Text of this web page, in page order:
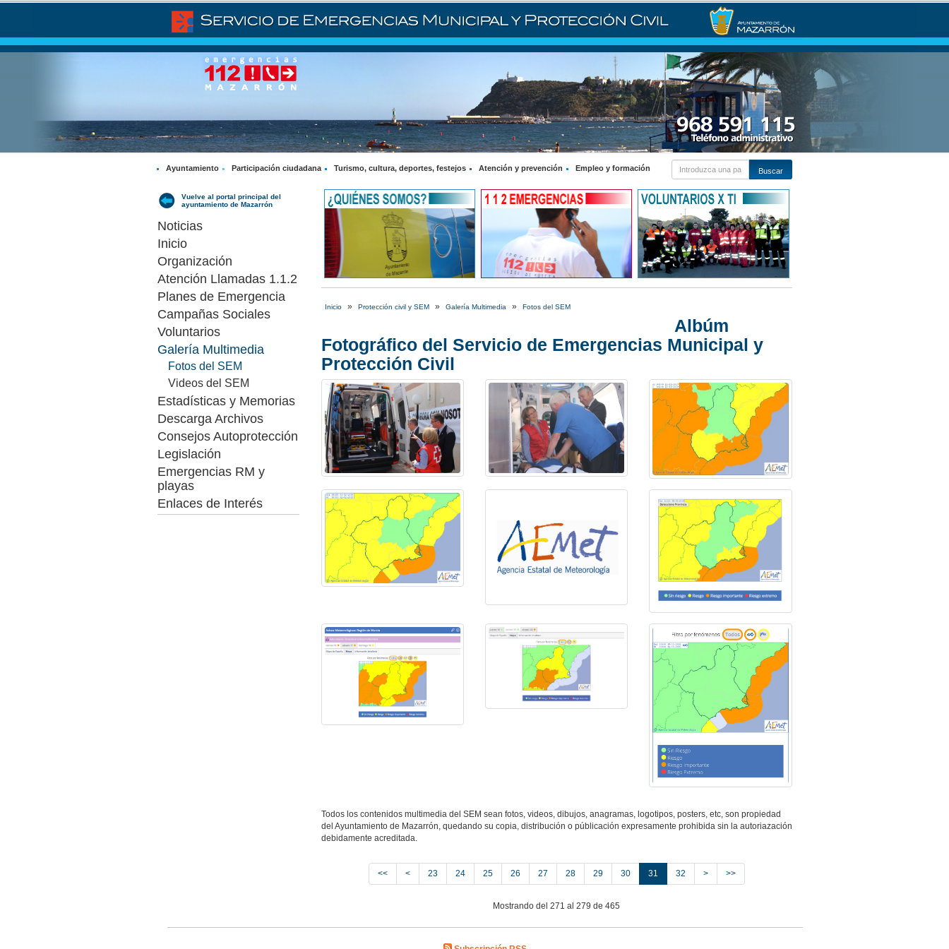
Ayuntamiento Participación ciudadana Turismo, cultura, deportes, festejos Atención y prevención Empleo y formación
Vuelve al portal principal del
ayuntamiento de Mazarrón
Noticias
Inicio
Organización
Atención Llamadas 1.1.2
Planes de Emergencia
Campañas Sociales
Voluntarios
Galería Multimedia
Fotos del SEM
Videos del SEM
Estadísticas y Memorias
Descarga Archivos
Consejos Autoprotección
Legislación
Emergencias RM y
playas
Enlaces de Interés
Inicio » Protección civil y SEM » Galería Multimedia » Fotos del SEM
Albúm
Fotográfico del Servicio de Emergencias Municipal y
Protección Civil
Todos los contenidos multimedia del SEM sean fotos, videos, dibujos, anagramas, logotipos, posters, etc, son propiedad
del Ayuntamiento de Mazarrón, quedando su copia, distribución o públicación expresamente prohibida sin la autoriazación
debidamente acreditada.
<< < 23 24 25 26 27 28 29 30 31 32 > >>
Mostrando del 271 al 279 de 465